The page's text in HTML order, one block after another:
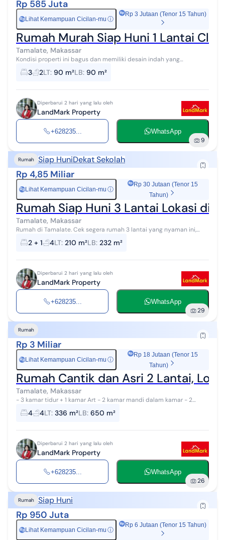
Rp 585 Juta
Rp Lihat Kemampuan Cicilan-mu ⓘ
Rp 3 Jutaan (Tenor 15 Tahun)
Rumah Murah Siap Huni 1 Lantai
Tamalate, Makassar
Kondisi properti ini bagus dan memiliki desain indah yang
menambah daya tarik dan estetika properti ini. Rumah ini berada di
area strategis. Detai...
3 2LT: 90 m²LB: 90 m²
Diperbarui 2 hari yang lalu oleh
LandMark Property
+628235... WhatsApp
9
Rumah Siap HuniDekat Sekolah
Rp 4,85 Miliar
Rp Lihat Kemampuan Cicilan-mu ⓘ
Rp 30 Jutaan (Tenor 15
Tahun)
Rumah Siap Huni 3 Lantai Lokasi di
Tamalate, Makassar
Rumah di Tamalate. Cek segera rumah 3 lantai yang nyaman ini,
dijual dengan pemandangan asri yang menambah nilai estetika di
lingkungan hunian. R...
2 + 1 4LT: 210 m²LB: 232 m²
Diperbarui 2 hari yang lalu oleh
LandMark Property
+628235... WhatsApp
29
Rumah
Rp 3 Miliar
Rp Lihat Kemampuan Cicilan-mu ⓘ
Rp 18 Jutaan (Tenor 15
Tahun)
Rumah Cantik dan Asri 2 Lantai,
Tamalate, Makassar
-⁠ ⁠3 kamar tidur + 1 kamar Art -⁠ ⁠2 kamar mandi dalam kamar -⁠ ⁠2
4 4LT: 336 m²LB: 650 m²
Diperbarui 2 hari yang lalu oleh
LandMark Property
+628235... WhatsApp
26
Rumah Siap Huni
Rp 950 Juta
Rp Lihat Kemampuan Cicilan-mu ⓘ
Rp 6 Jutaan (Tenor 15 Tahun)